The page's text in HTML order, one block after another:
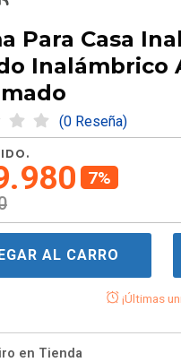
Para Casa
Inalámbrico
(0 Reseña)
7%
AL CARRO
¡Últimas
en Tienda